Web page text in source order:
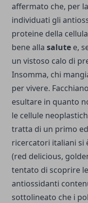
affermato che, per
individuati gli
proteine della
bene alla salute e,
un vistoso calo di
Insomma, chi
per vivere.
esultare in quanto
le cellule
tratta di un primo
ricercatori italiani si
(red delicious,
tentato di scoprire
antiossidanti
sottolineato che i